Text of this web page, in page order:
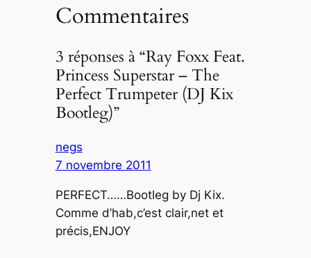
Commentaires
3 réponses à “Ray Foxx Feat.
Princess Superstar – The
Perfect Trumpeter (DJ Kix
Bootleg)”
negs
7 novembre 2011
PERFECT……Bootleg by Dj Kix.
Comme d’hab,c’est clair,net et
précis,ENJOY